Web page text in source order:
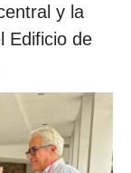
y la
Edificio de